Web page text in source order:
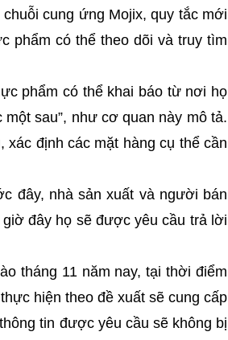
cung ứng Mojix, quy tắc mới
phẩm có thể theo dõi và truy tìm
phẩm có thể khai báo từ nơi họ
sau”, như cơ quan này mô tả.
định các mặt hàng cụ thể cần
đây, nhà sản xuất và người bán
đây họ sẽ được yêu cầu trả lời
tháng 11 năm nay, tại thời điểm
hiện theo đề xuất sẽ cung cấp
tin được yêu cầu sẽ không bị